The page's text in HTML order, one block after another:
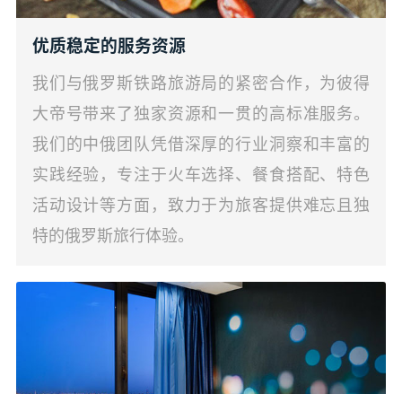
优质稳定的服务资源
我们与俄罗斯铁路旅游局的紧密合作，为彼得
大帝号带来了独家资源和一贯的高标准服务。
我们的中俄团队凭借深厚的行业洞察和丰富的
实践经验，专注于火车选择、餐食搭配、特色
活动设计等方面，致力于为旅客提供难忘且独
特的俄罗斯旅行体验。